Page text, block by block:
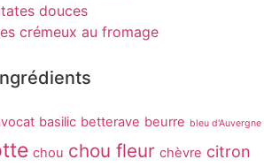
douces
crémeux au fromage
basilic betterave beurre bleu d'Auvergne
chou chou fleur chèvre citron